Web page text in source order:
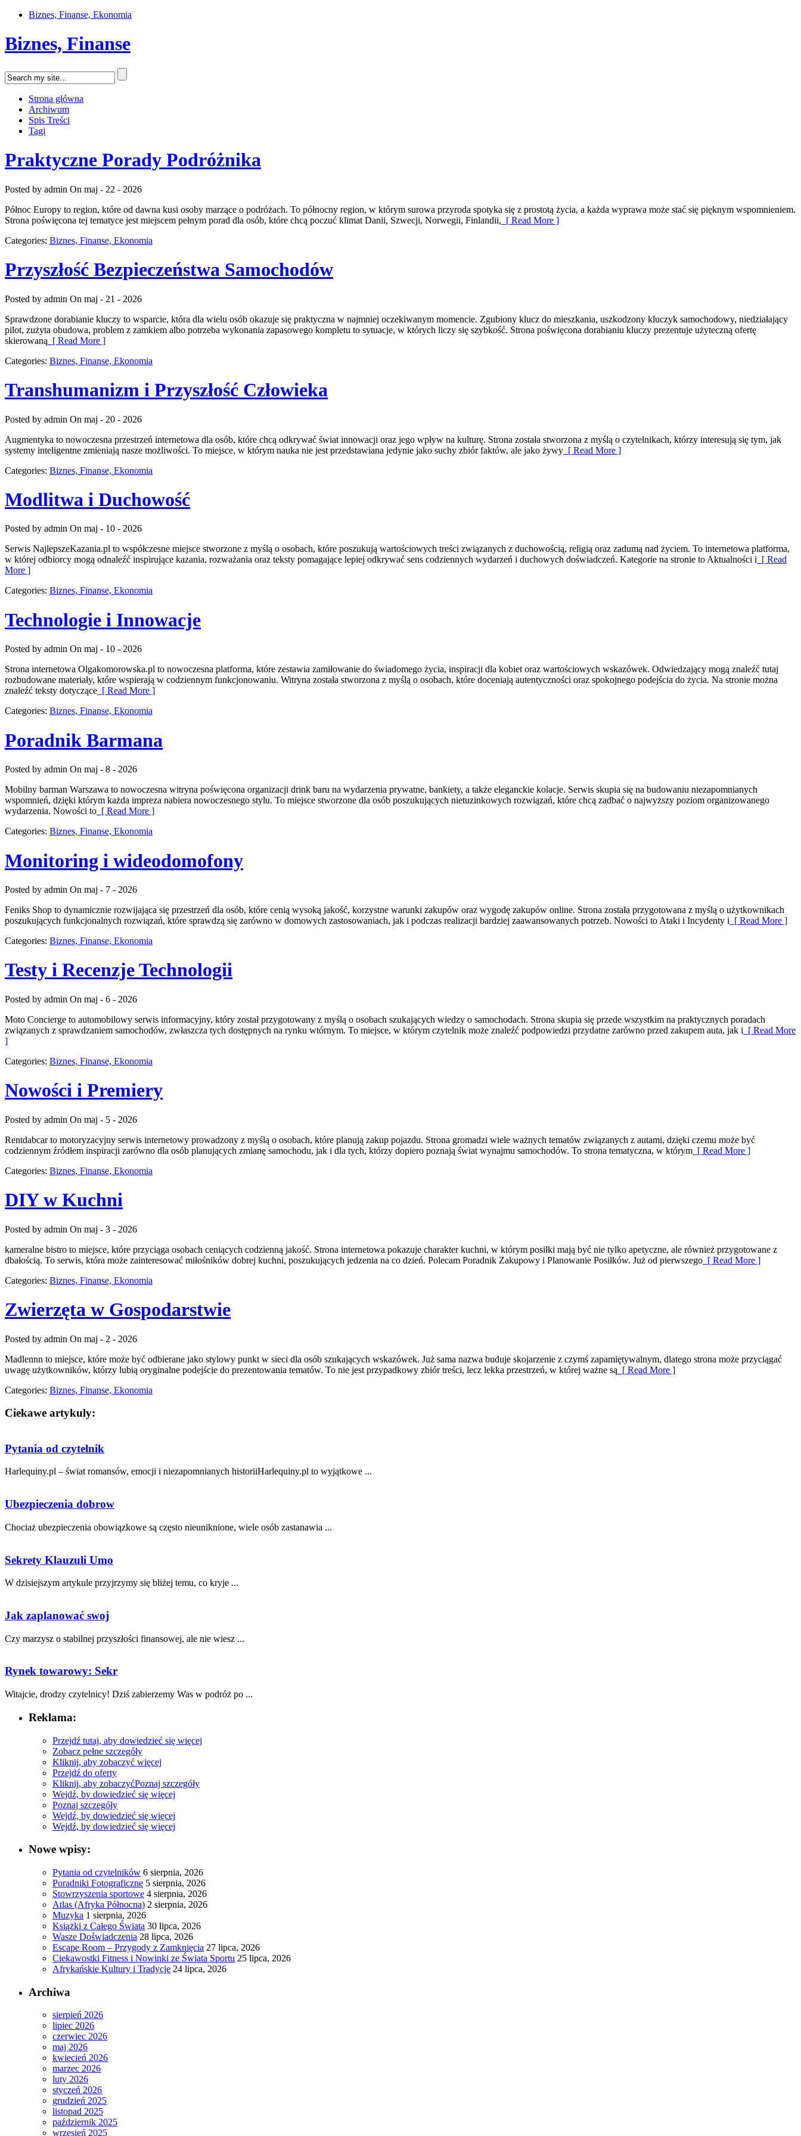
Biznes, Finanse, Ekonomia
Biznes, Finanse
Strona główna
Archiwum
Spis Treści
Tagi
Praktyczne Porady Podróżnika
Posted by admin On maj - 22 - 2026
Północ Europy to region, które od dawna kusi osoby marzące o podróżach. To północny region, w którym surowa przyroda spotyka się z prostotą życia, a każda wyprawa może stać się pięknym wspomnieniem.
Strona poświęcona tej tematyce jest miejscem pełnym porad dla osób, które chcą poczuć klimat Danii, Szwecji, Norwegii, Finlandii, [ Read More ]
Categories: Biznes, Finanse, Ekonomia
Przyszłość Bezpieczeństwa Samochodów
Posted by admin On maj - 21 - 2026
Sprawdzone dorabianie kluczy to wsparcie, która dla wielu osób okazuje się praktyczna w najmniej oczekiwanym momencie. Zgubiony klucz do mieszkania, uszkodzony kluczyk samochodowy, niedziałający
pilot, zużyta obudowa, problem z zamkiem albo potrzeba wykonania zapasowego kompletu to sytuacje, w których liczy się szybkość. Strona poświęcona dorabianiu kluczy prezentuje użyteczną ofertę
skierowaną [ Read More ]
Categories: Biznes, Finanse, Ekonomia
Transhumanizm i Przyszłość Człowieka
Posted by admin On maj - 20 - 2026
Augmentyka to nowoczesna przestrzeń internetowa dla osób, które chcą odkrywać świat innowacji oraz jego wpływ na kulturę. Strona została stworzona z myślą o czytelnikach, którzy interesują się tym, jak
systemy inteligentne zmieniają nasze możliwości. To miejsce, w którym nauka nie jest przedstawiana jedynie jako suchy zbiór faktów, ale jako żywy [ Read More ]
Categories: Biznes, Finanse, Ekonomia
Modlitwa i Duchowość
Posted by admin On maj - 10 - 2026
Serwis NajlepszeKazania.pl to współczesne miejsce stworzone z myślą o osobach, które poszukują wartościowych treści związanych z duchowością, religią oraz zadumą nad życiem. To internetowa platforma,
w której odbiorcy mogą odnaleźć inspirujące kazania, rozważania oraz teksty pomagające lepiej odkrywać sens codziennych wydarzeń i duchowych doświadczeń. Kategorie na stronie to Aktualności i [ Read
More ]
Categories: Biznes, Finanse, Ekonomia
Technologie i Innowacje
Posted by admin On maj - 10 - 2026
Strona internetowa Olgakomorowska.pl to nowoczesna platforma, które zestawia zamiłowanie do świadomego życia, inspiracji dla kobiet oraz wartościowych wskazówek. Odwiedzający mogą znaleźć tutaj
rozbudowane materiały, które wspierają w codziennym funkcjonowaniu. Witryna została stworzona z myślą o osobach, które doceniają autentyczności oraz spokojnego podejścia do życia. Na stronie można
znaleźć teksty dotyczące [ Read More ]
Categories: Biznes, Finanse, Ekonomia
Poradnik Barmana
Posted by admin On maj - 8 - 2026
Mobilny barman Warszawa to nowoczesna witryna poświęcona organizacji drink baru na wydarzenia prywatne, bankiety, a także eleganckie kolacje. Serwis skupia się na budowaniu niezapomnianych
wspomnień, dzięki którym każda impreza nabiera nowoczesnego stylu. To miejsce stworzone dla osób poszukujących nietuzinkowych rozwiązań, które chcą zadbać o najwyższy poziom organizowanego
wydarzenia. Nowości to [ Read More ]
Categories: Biznes, Finanse, Ekonomia
Monitoring i wideodomofony
Posted by admin On maj - 7 - 2026
Feniks Shop to dynamicznie rozwijająca się przestrzeń dla osób, które cenią wysoką jakość, korzystne warunki zakupów oraz wygodę zakupów online. Strona została przygotowana z myślą o użytkownikach
poszukujących funkcjonalnych rozwiązań, które sprawdzą się zarówno w domowych zastosowaniach, jak i podczas realizacji bardziej zaawansowanych potrzeb. Nowości to Ataki i Incydenty i [ Read More ]
Categories: Biznes, Finanse, Ekonomia
Testy i Recenzje Technologii
Posted by admin On maj - 6 - 2026
Moto Concierge to automobilowy serwis informacyjny, który został przygotowany z myślą o osobach szukających wiedzy o samochodach. Strona skupia się przede wszystkim na praktycznych poradach
związanych z sprawdzaniem samochodów, zwłaszcza tych dostępnych na rynku wtórnym. To miejsce, w którym czytelnik może znaleźć podpowiedzi przydatne zarówno przed zakupem auta, jak i [ Read More
]
Categories: Biznes, Finanse, Ekonomia
Nowości i Premiery
Posted by admin On maj - 5 - 2026
Rentdabcar to motoryzacyjny serwis internetowy prowadzony z myślą o osobach, które planują zakup pojazdu. Strona gromadzi wiele ważnych tematów związanych z autami, dzięki czemu może być
codziennym źródłem inspiracji zarówno dla osób planujących zmianę samochodu, jak i dla tych, którzy dopiero poznają świat wynajmu samochodów. To strona tematyczna, w którym [ Read More ]
Categories: Biznes, Finanse, Ekonomia
DIY w Kuchni
Posted by admin On maj - 3 - 2026
kameralne bistro to miejsce, które przyciąga osobach ceniących codzienną jakość. Strona internetowa pokazuje charakter kuchni, w którym posiłki mają być nie tylko apetyczne, ale również przygotowane z
dbałością. To serwis, która może zainteresować miłośników dobrej kuchni, poszukujących jedzenia na co dzień. Polecam Poradnik Zakupowy i Planowanie Posiłków. Już od pierwszego [ Read More ]
Categories: Biznes, Finanse, Ekonomia
Zwierzęta w Gospodarstwie
Posted by admin On maj - 2 - 2026
Madlennn to miejsce, które może być odbierane jako stylowy punkt w sieci dla osób szukających wskazówek. Już sama nazwa buduje skojarzenie z czymś zapamiętywalnym, dlatego strona może przyciągać
uwagę użytkowników, którzy lubią oryginalne podejście do prezentowania tematów. To nie jest przypadkowy zbiór treści, lecz lekka przestrzeń, w której ważne są [ Read More ]
Categories: Biznes, Finanse, Ekonomia
Ciekawe artykuly:
Pytania od czytelnik
Harlequiny.pl – świat romansów, emocji i niezapomnianych historiiHarlequiny.pl to wyjątkowe ...
Ubezpieczenia dobrow
Chociaż ⁣ubezpieczenia obowiązkowe są często nieuniknione, wiele osób⁤ zastanawia ...
Sekrety Klauzuli Umo
W dzisiejszym artykule przyjrzymy się⁤ bliżej temu, co kryje ...
Jak zaplanować swoj
Czy marzysz o stabilnej przyszłości ⁣finansowej, ale ‌nie wiesz ...
Rynek towarowy: Sekr
Witajcie, ⁤drodzy czytelnicy! Dziś zabierzemy ​Was ⁢w podróż po ...
Reklama:
Przejdź tutaj, aby dowiedzieć się więcej
Zobacz pełne szczegóły
Kliknij, aby zobaczyć więcej
Przejdź do oferty
Kliknij, aby zobaczyćPoznaj szczegóły
Wejdź, by dowiedzieć się więcej
Poznaj szczegóły
Wejdź, by dowiedzieć się więcej
Wejdź, by dowiedzieć się więcej
Nowe wpisy:
Pytania od czytelników 6 sierpnia, 2026
Poradniki Fotograficzne 5 sierpnia, 2026
Stowrzyszenia sportowe 4 sierpnia, 2026
Atlas (Afryka Północna) 2 sierpnia, 2026
Muzyka 1 sierpnia, 2026
Książki z Całego Świata 30 lipca, 2026
Wasze Doświadczenia 28 lipca, 2026
Escape Room – Przygody z Zamknięcia 27 lipca, 2026
Ciekawostki Fitness i Nowinki ze Świata Sportu 25 lipca, 2026
Afrykańskie Kultury i Tradycje 24 lipca, 2026
Archiwa
sierpień 2026
lipiec 2026
czerwiec 2026
maj 2026
kwiecień 2026
marzec 2026
luty 2026
styczeń 2026
grudzień 2025
listopad 2025
październik 2025
wrzesień 2025